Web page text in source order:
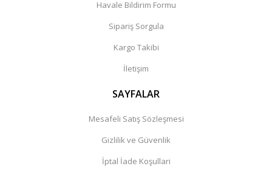
Havale Bildirim Formu
Sipariş Sorgula
Kargo Takibi
İletişim
SAYFALAR
Mesafeli Satış Sözleşmesi
Gizlilik ve Güvenlik
İptal İade Koşullari